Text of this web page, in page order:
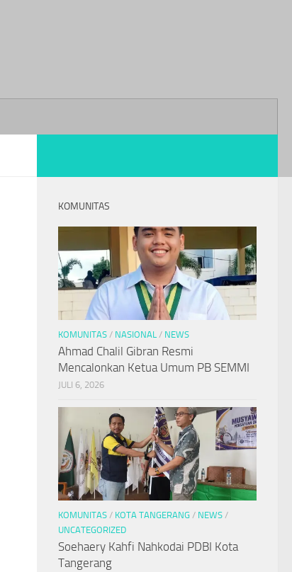
KOMUNITAS
KOMUNITAS / NASIONAL / NEWS
Ahmad Chalil Gibran Resmi
Mencalonkan Ketua Umum PB SEMMI
JULI 6, 2026
KOMUNITAS / KOTA TANGERANG / NEWS /
UNCATEGORIZED
Soehaery Kahfi Nahkodai PDBI Kota
Tangerang